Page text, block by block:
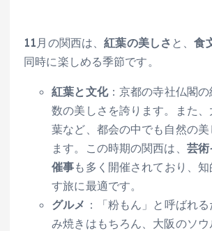
11月の関西は、紅葉の美しさ と、食
同時に楽しめる季節です。
紅葉と文化：京都の寺社仏閣
数の美しさを誇ります。また
葉など、都会の中でも自然の
ます。この時期の関西は、 芸
催事も多く開催されており、
す旅に最適です。
グルメ ：「粉もん」と呼ばれ
み焼きはもちろん、大阪のソ